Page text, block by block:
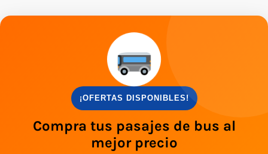
¡OFERTAS DISPONIBLES!
Compra tus pasajes de bus al
mejor precio